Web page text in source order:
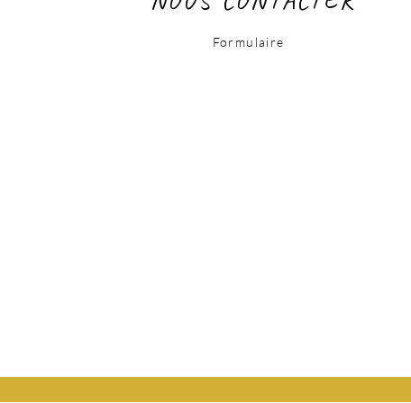
Formulaire